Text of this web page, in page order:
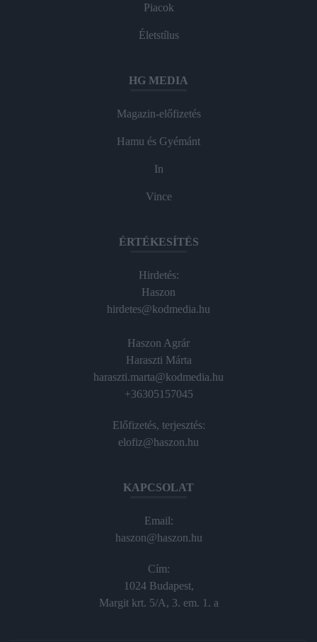
Piacok
Életstílus
HG MEDIA
Magazin-előfizetés
Hamu és Gyémánt
In
Vince
ÉRTÉKESÍTÉS
Hirdetés:
Haszon
hirdetes@kodmedia.hu
Haszon Agrár
Haraszti Márta
haraszti.marta@kodmedia.hu
+36305157045
Előfizetés, terjesztés:
elofiz@haszon.hu
KAPCSOLAT
Email:
haszon@haszon.hu
Cím:
1024 Budapest,
Margit krt. 5/A, 3. em. 1. a